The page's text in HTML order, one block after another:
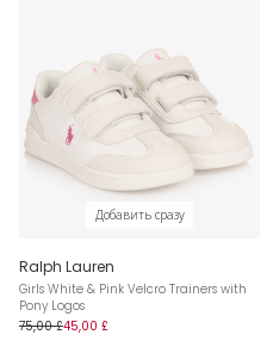
Добавить сразу
Ralph Lauren
Girls White & Pink Velcro Trainers with
Pony Logos
75,00 £45,00 £